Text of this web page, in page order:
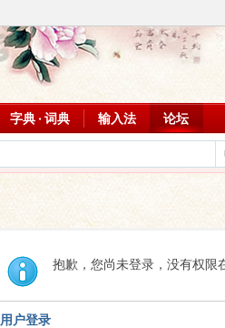
字典 · 词典 输入法 论坛
抱歉，您尚未登录，没有权限
用户登录